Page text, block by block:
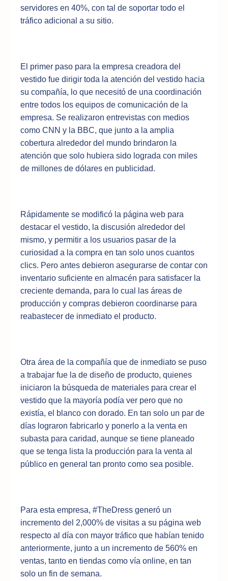
servidores en 40%, con tal de soportar todo el
tráfico adicional a su sitio.
El primer paso para la empresa creadora del
vestido fue dirigir toda la atención del vestido hacia
su compañía, lo que necesitó de una coordinación
entre todos los equipos de comunicación de la
empresa. Se realizaron entrevistas con medios
como CNN y la BBC, que junto a la amplia
cobertura alrededor del mundo brindaron la
atención que solo hubiera sido lograda con miles
de millones de dólares en publicidad.
Rápidamente se modificó la página web para
destacar el vestido, la discusión alrededor del
mismo, y permitir a los usuarios pasar de la
curiosidad a la compra en tan solo unos cuantos
clics. Pero antes debieron asegurarse de contar con
inventario suficiente en almacén para satisfacer la
creciente demanda, para lo cual las áreas de
producción y compras debieron coordinarse para
reabastecer de inmediato el producto.
Otra área de la compañía que de inmediato se puso
a trabajar fue la de diseño de producto, quienes
iniciaron la búsqueda de materiales para crear el
vestido que la mayoría podía ver pero que no
existía, el blanco con dorado. En tan solo un par de
días lograron fabricarlo y ponerlo a la venta en
subasta para caridad, aunque se tiene planeado
que se tenga lista la producción para la venta al
público en general tan pronto como sea posible.
Para esta empresa, #TheDress generó un
incremento del 2,000% de visitas a su página web
respecto al día con mayor tráfico que habían tenido
anteriormente, junto a un incremento de 560% en
ventas, tanto en tiendas como vía online, en tan
solo un fin de semana.